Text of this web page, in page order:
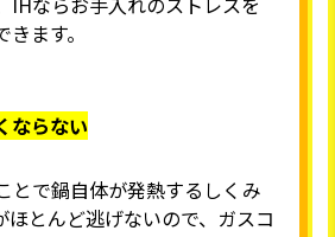
ます。
ならない
とで鍋自体が発熱するしくみ
ほとんど逃げないので、ガスコ